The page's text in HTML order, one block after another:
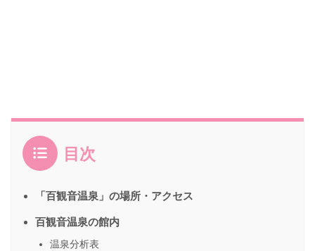
目次
「百観音温泉」の場所・アクセス
百観音温泉の館内
温泉分析表